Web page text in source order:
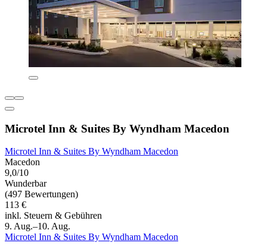
Microtel Inn & Suites By Wyndham Macedon
Microtel Inn & Suites By Wyndham Macedon
Macedon
9,0/10
Wunderbar
(497 Bewertungen)
113 €
inkl. Steuern & Gebühren
9. Aug.–10. Aug.
Microtel Inn & Suites By Wyndham Macedon